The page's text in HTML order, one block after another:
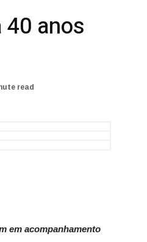
anos
read
em acompanhamento